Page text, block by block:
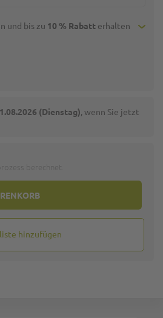
und bis zu 10 % Rabatterhalten
(Dienstag), wenn Sie jetzt
hinzufügen